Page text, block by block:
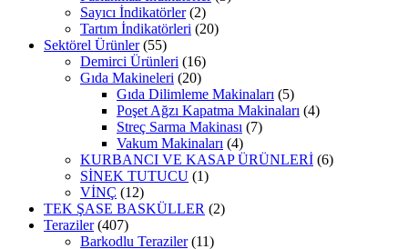
Sayıcı İndikatörler (2)
Tartım İndikatörleri (20)
Sektörel Ürünler (55)
Demirci Ürünleri (16)
Gıda Makineleri (20)
Gıda Dilimleme Makinaları (5)
Poşet Ağzı Kapatma Makinaları (4)
Streç Sarma Makinası (7)
Vakum Makinaları (4)
KURBANCI VE KASAP ÜRÜNLERİ (6)
SİNEK TUTUCU (1)
VİNÇ (12)
TEK ŞASE BASKÜLLER (2)
Teraziler (407)
Barkodlu Teraziler (11)